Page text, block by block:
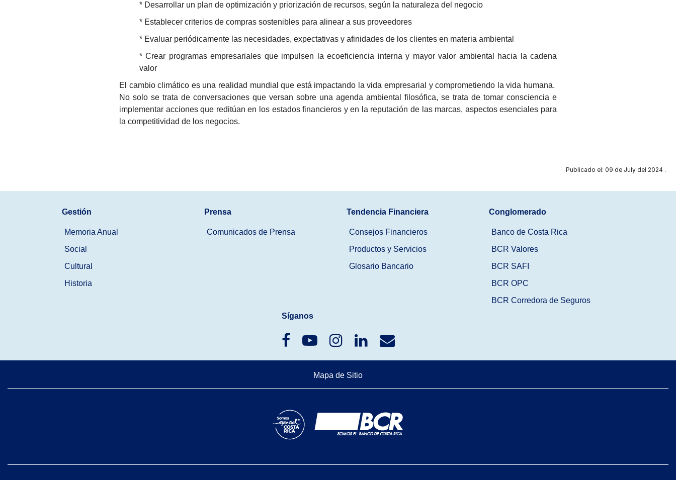
* Desarrollar un plan de optimización y priorización de recursos, según la naturaleza del negocio
* Establecer criterios de compras sostenibles para alinear a sus proveedores
* Evaluar periódicamente las necesidades, expectativas y afinidades de los clientes en materia ambiental
* Crear programas empresariales que impulsen la ecoeficiencia interna y mayor valor ambiental hacia la cadena
valor
El cambio climático es una realidad mundial que está impactando la vida empresarial y comprometiendo la vida humana.
No solo se trata de conversaciones que versan sobre una agenda ambiental filosófica, se trata de tomar consciencia e
implementar acciones que reditúan en los estados financieros y en la reputación de las marcas, aspectos esenciales para
la competitividad de los negocios.
Publicado el: 09 de July del 2024 .
Gestión
Memoria Anual
Social
Cultural
Historia
Prensa
Comunicados de Prensa
Tendencia Financiera
Consejos Financieros
Productos y Servicios
Glosario Bancario
Conglomerado
Banco de Costa Rica
BCR Valores
BCR SAFI
BCR OPC
BCR Corredora de Seguros
Síganos
Mapa de Sitio